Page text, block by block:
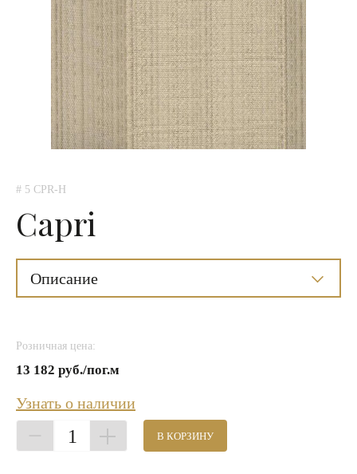
# 5 CPR-H
Capri
Описание
Розничная цена:
13 182 руб./пог.м
Узнать о наличии
1 В КОРЗИНУ